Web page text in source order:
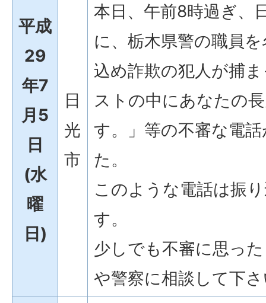
平成
29
年7
月5
日
(水
曜
日)
日
光
市
本日、午前8時過ぎ、
に、栃木県警の職員
込め詐欺の犯人が捕
ストの中にあなたの
す。」等の不審な電
た。
このような電話は振
す。
少しでも不審に思っ
や警察に相談して下